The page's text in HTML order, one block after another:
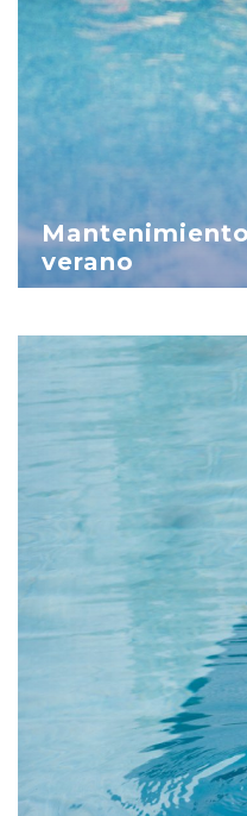
verano